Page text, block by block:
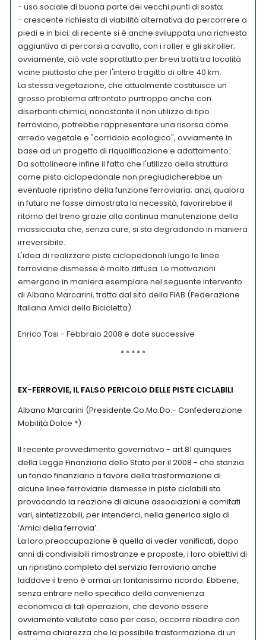
- uso sociale di buona parte dei vecchi punti di sosta;
- crescente richiesta di viabilità alternativa da percorrere a
piedi e in bici; di recente si è anche sviluppata una richiesta
aggiuntiva di percorsi a cavallo, con i roller e gli skiroller;
ovviamente, ciò vale soprattutto per brevi tratti tra località
vicine piuttosto che per l'intero tragitto di oltre 40 km.
La stessa vegetazione, che attualmente costituisce un
grosso problema affrontato purtroppo anche con
diserbanti chimici, nonostante il non utilizzo di tipo
ferroviario, potrebbe rappresentare una risorsa come
arredo vegetale e "corridoio ecologico", ovviamente in
base ad un progetto di riqualificazione e adattamento.
Da sottolineare infine il fatto che l'utilizzo della struttura
come pista ciclopedonale non pregiudicherebbe un
eventuale ripristino della funzione ferroviaria; anzi, qualora
in futuro ne fosse dimostrata la necessità, favorirebbe il
ritorno del treno grazie alla continua manutenzione della
massicciata che, senza cure, si sta degradando in maniera
irreversibile.
L'idea di realizzare piste ciclopedonali lungo le linee
ferroviarie dismesse è molto diffusa. Le motivazioni
emergono in maniera esemplare nel seguente intervento
di Albano Marcarini, tratto dal sito della FIAB (Federazione
Italiana Amici della Bicicletta).
Enrico Tosi - Febbraio 2008 e date successive
* * * * *
EX-FERROVIE, IL FALSO PERICOLO DELLE PISTE CICLABILI
Albano Marcarini (Presidente Co.Mo.Do.- Confederazione
Mobilità Dolce *)
Il recente provvedimento governativo - art.81 quinquies
della Legge Finanziaria dello Stato per il 2008 - che stanzia
un fondo finanziario a favore della trasformazione di
alcune linee ferroviarie dismesse in piste ciclabili sta
provocando la reazione di alcune associazioni e comitati
vari, sintetizzabili, per intenderci, nella generica sigla di
‘Amici della ferrovia’.
La loro preoccupazione è quella di veder vanificati, dopo
anni di condivisibili rimostranze e proposte, i loro obiettivi di
un ripristino completo del servizio ferroviario anche
laddove il treno è ormai un lontanissimo ricordo. Ebbene,
senza entrare nello specifico della convenienza
economica di tali operazioni, che devono essere
ovviamente valutate caso per caso, occorre ribadire con
estrema chiarezza che la possibile trasformazione di un